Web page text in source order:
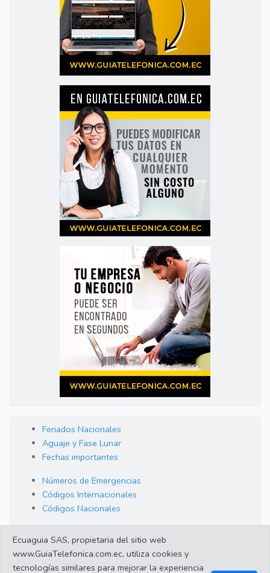
Feriados Nacionales
Aguaje y Fase Lunar
Fechas importantes
Números de Emergencias
Códigos Internacionales
Códigos Nacionales
Cambio de Divisas
Enlaces de interes
Ecuaguia SAS, propietaria del sitio web
www.GuiaTelefonica.com.ec, utiliza cookies y
tecnologías similares para mejorar la experiencia